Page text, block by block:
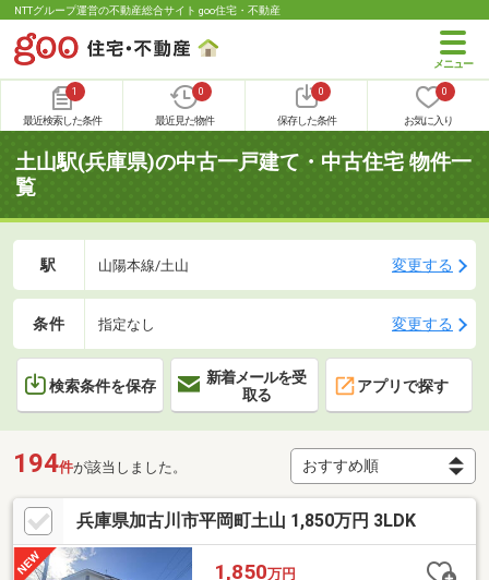
NTTグループ運営の不動産総合サイト goo住宅・不動産
1
最近検索した条件
0
最近見た物件
0
保存した条件
0
お気に入り
土山駅(兵庫県)の中古一戸建て・中古住宅 物件一
覧
駅 山陽本線/土山 変更する
条件 指定なし 変更する
検索条件を保存
新着メールを受
取る
アプリで探す
194件が該当しました。
兵庫県加古川市平岡町土山 1,850万円 3LDK
1,850万円